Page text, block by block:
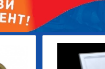
2 422,40
В КОРЗИНУ